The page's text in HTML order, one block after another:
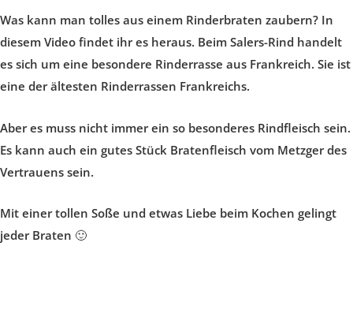
Was kann man tolles aus einem Rinderbraten zaubern? In
diesem Video findet ihr es heraus. Beim Salers-Rind handelt
es sich um eine besondere Rinderrasse aus Frankreich. Sie ist
eine der ältesten Rinderrassen Frankreichs.
Aber es muss nicht immer ein so besonderes Rindfleisch sein.
Es kann auch ein gutes Stück Bratenfleisch vom Metzger des
Vertrauens sein.
Mit einer tollen Soße und etwas Liebe beim Kochen gelingt
jeder Braten 🙂